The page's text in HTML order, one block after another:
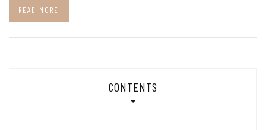
READ MORE
CONTENTS